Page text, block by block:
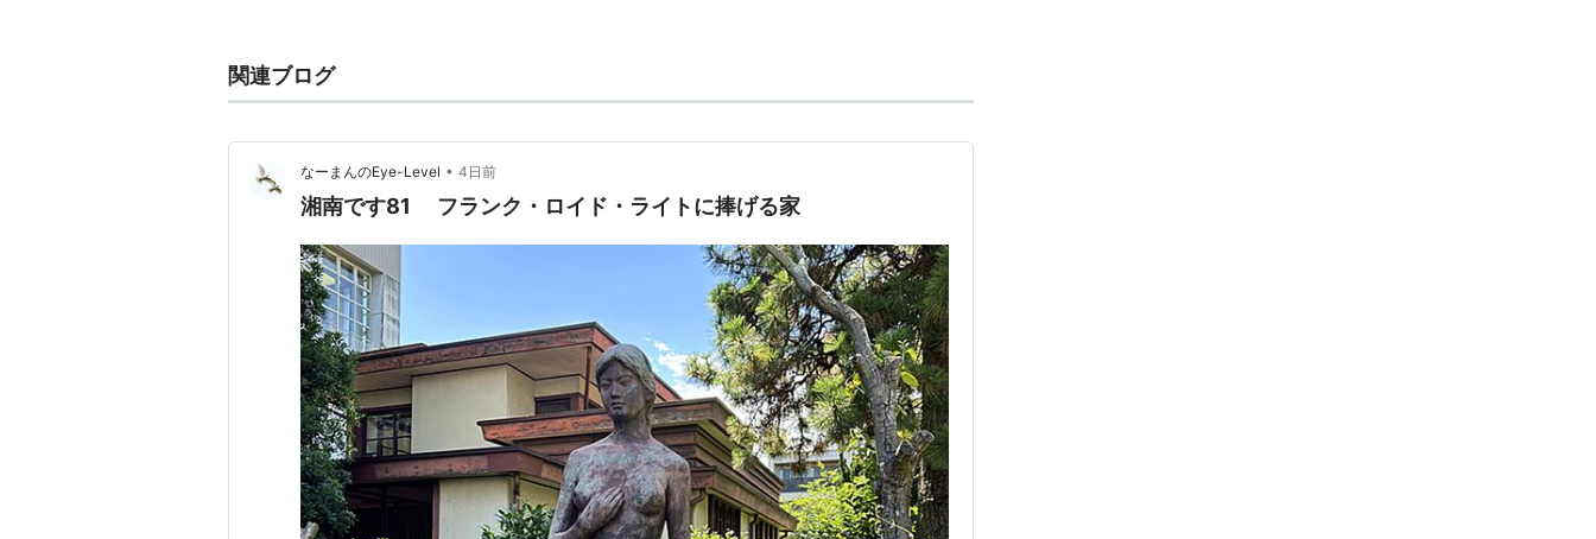
介によるものが多かった。ともにケルト文化を背景に持っていたことが、二人に親近感
感銘を受け、プレーリーハウスをはじめとしたライトの初期作品では日本建築の影響が
顕著となる。この日本館のプロデューサーは岡倉覚三、設計は久留正道、施工は大倉組
（現・大成建設）であった。たびたび日本を訪れ、日本にも作品を残すとともに日本建
築を研究し、浮世絵の著名なコレクターでもあった。ライトに浮世絵の手ほどきを施し
たのは執行弘道だったと言われ、またアントニン・レーモンドはライトの助手として初
来日した。ジョンソンワックスタワーのマッシュルーム・コラムは奈良・法隆寺の五重
塔の芯柱が霊感源であるとされ、浮世絵からは独特の抽象化の手法を学んだとされる。
プレーリーハウス以降、ライトの住宅は地面に接した基壇部、それに屋根が強調され、
また「箱の解体」と称して外壁を被膜的に扱い、さらに中心部に暖炉を置くことが顕著
となっていくが、これは日本建築からの影響だけでなく、ゴットフリート・ゼンパーの
建築論「四要素」からの影響もあろう。もともとプレーリーハウスはジョージ・ワシン
関連ブログ
なーまんのEye-Level • 4日前
湘南です81 フランク・ロイド・ライトに捧げる家